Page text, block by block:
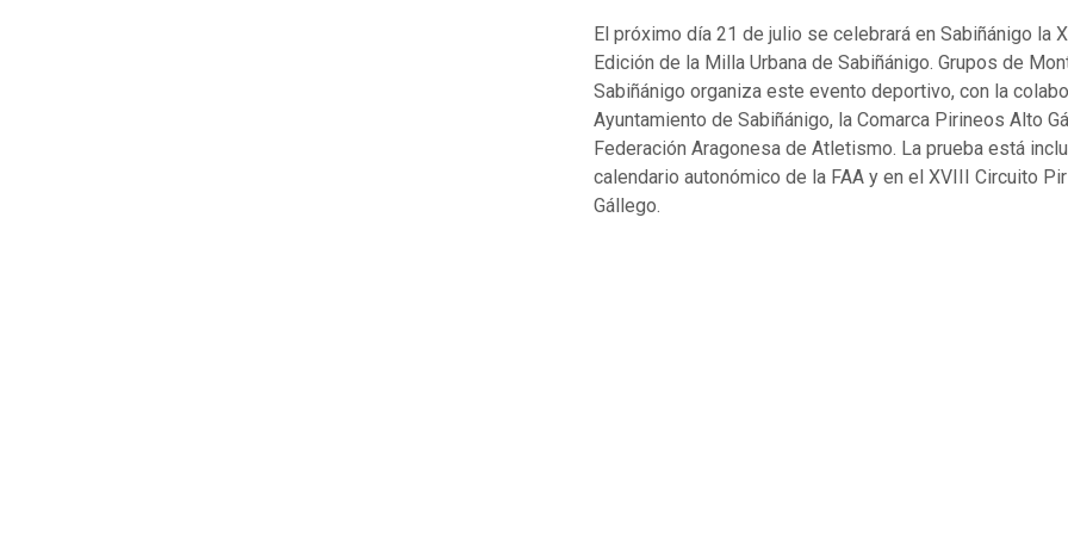
El próximo día 21 de julio se celebrará en Sabiñánigo la
Edición de la Milla Urbana de Sabiñánigo. Grupos de
Sabiñánigo organiza este evento deportivo, con la
Ayuntamiento de Sabiñánigo, la Comarca Pirineos Alto
Federación Aragonesa de Atletismo. La prueba está
calendario autonómico de la FAA y en el XVIII Circuito
Gállego.